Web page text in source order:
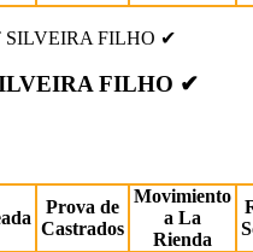
FILHO ✔
Prova de
Castrados
Movimiento
a La
Rienda